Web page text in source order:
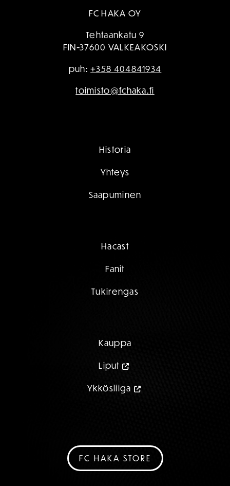
FC HAKA OY
Tehtaankatu 9
FIN-37600 VALKEAKOSKI
puh:+358 404841934
toimisto@fchaka.fi
Historia
Yhteys
Saapuminen
Hacast
Fanit
Tukirengas
Kauppa
Liput
Ykkösliiga
FC HAKA STORE